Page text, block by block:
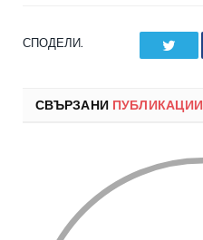
СПОДЕЛИ.
СВЪРЗАНИ ПУБЛИКАЦИИ